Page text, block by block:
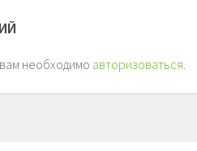
необходимо авторизоваться